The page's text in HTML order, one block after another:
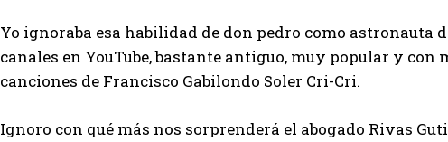
Yo ignoraba esa habilidad de don pedro como astronauta
canales en YouTube, bastante antiguo, muy popular y
canciones de Francisco Gabilondo Soler Cri-Cri.
Ignoro con qué más nos sorprenderá el abogado Rivas